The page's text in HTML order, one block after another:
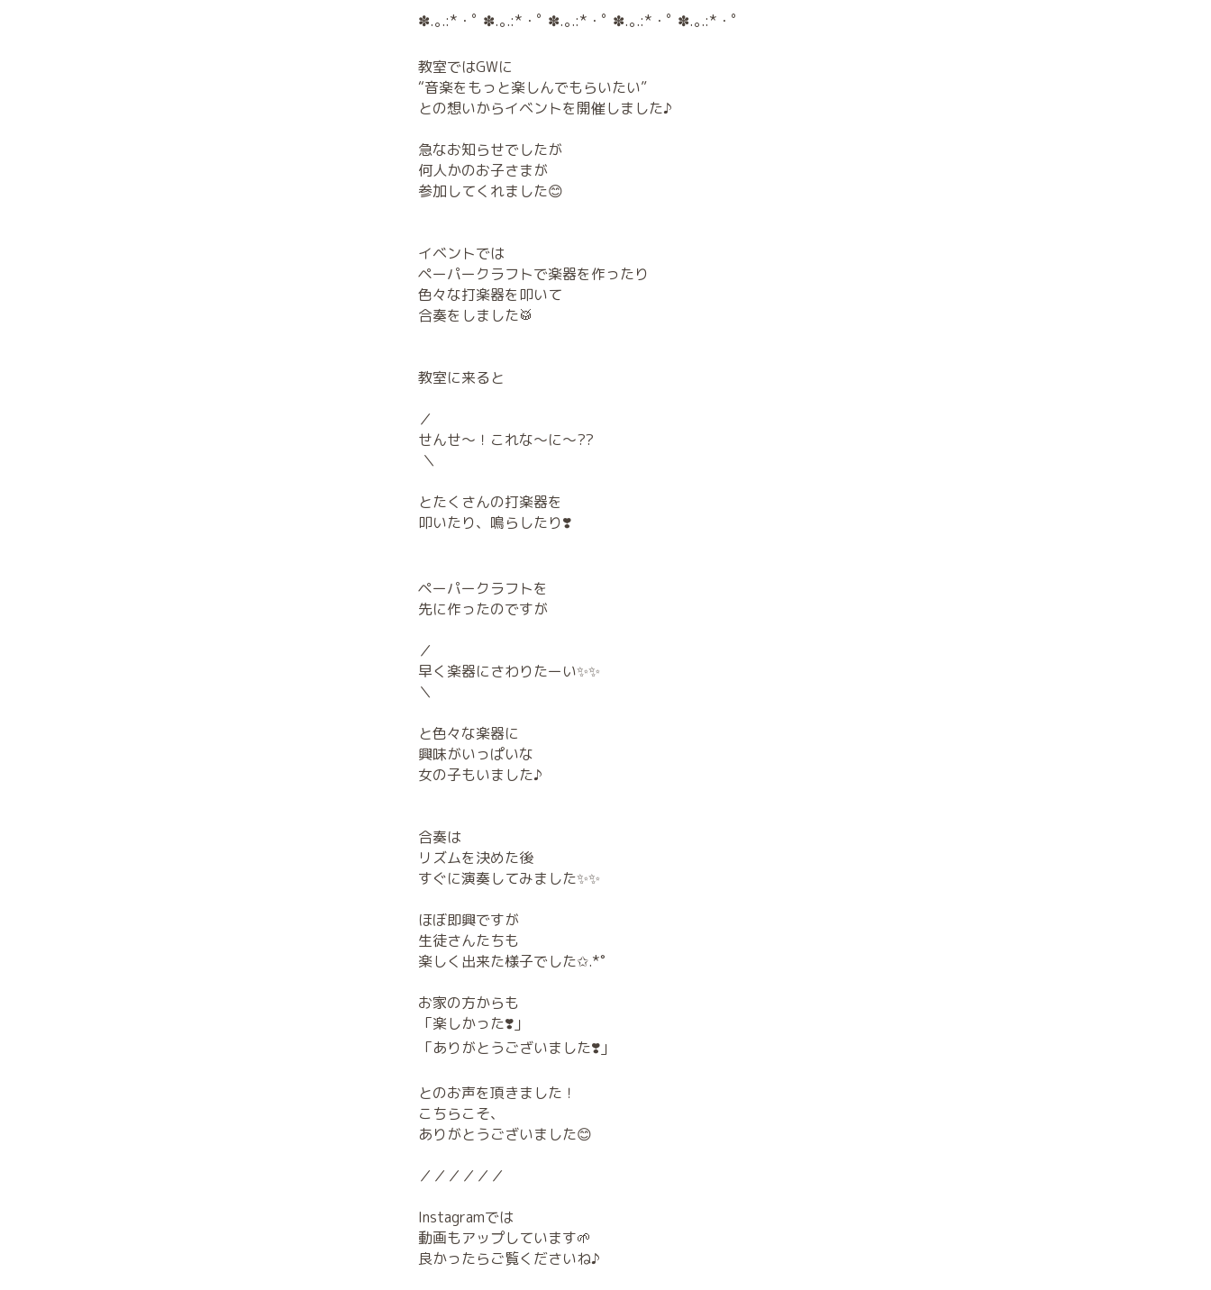
✽.｡.:*・ﾟ ✽.｡.:*・ﾟ ✽.｡.:*・ﾟ ✽.｡.:*・ﾟ ✽.｡.:*・ﾟ
教室ではGWに
“音楽をもっと楽しんでもらいたい”
との想いからイベントを開催しました♪
急なお知らせでしたが
何人かのお子さまが
参加してくれました😊
イベントでは
ペーパークラフトで楽器を作ったり
色々な打楽器を叩いて
合奏をしました🥁
教室に来ると
／
せんせ～！これな～に～??
＼
とたくさんの打楽器を
叩いたり、鳴らしたり❣️
ペーパークラフトを
先に作ったのですが
／
早く楽器にさわりたーい✨✨
＼
と色々な楽器に
興味がいっぱいな
女の子もいました♪
合奏は
リズムを決めた後
すぐに演奏してみました✨✨
ほぼ即興ですが
生徒さんたちも
楽しく出来た様子でした✩.*˚
お家の方からも
「楽しかった❣️」
「ありがとうございました❣️」
とのお声を頂きました！
こちらこそ、
ありがとうございました😊
／／／／／／
Instagramでは
動画もアップしています🌱
良かったらご覧くださいね♪